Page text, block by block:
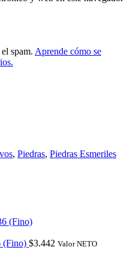
spam. Aprende cómo se
, Piedras, Piedras Esmeriles
(Fino) $3.442 Valor NETO